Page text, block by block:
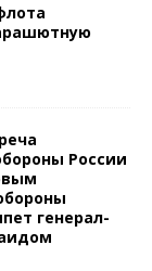
России
генерал-